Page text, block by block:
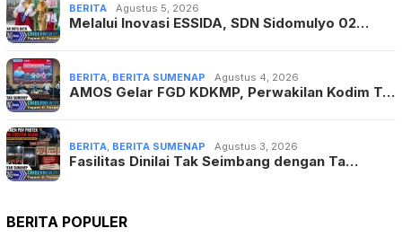
BERITA Agustus 5, 2026
Melalui Inovasi ESSIDA, SDN Sidomulyo 02…
BERITA, BERITA SUMENAP Agustus 4, 2026
AMOS Gelar FGD KDKMP, Perwakilan Kodim T…
BERITA, BERITA SUMENAP Agustus 3, 2026
Fasilitas Dinilai Tak Seimbang dengan Ta…
BERITA POPULER